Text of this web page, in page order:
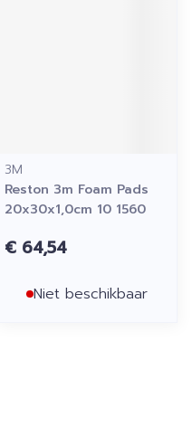
3M
Reston 3m Foam Pads
20x30x1,0cm 10 1560
€ 64,54
Niet beschikbaar